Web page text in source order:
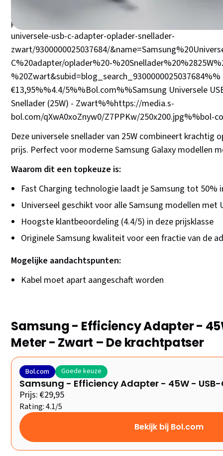
bol.com/qXwA0xoZnyw0/Z7PPKw/
p=2&t=url&s=1327843&f=api&url=https%3A//
universele-usb-c-adapter-oplader-snellader-
zwart/9300000025037684/
C%20adapter/oplader%20-
%20Zwart&subid=blog_search_9300000025037684%%
€13,95%%4.4/5%%Bol.com%%Samsung Universele
Snellader (25W) - Zwart%%https://media.s-
bol.com/qXwA0xoZnyw0/Z7PPKw/250x200.jpg%%bol-
Deze universele snellader van 25W combineert krachtig
prijs. Perfect voor moderne Samsung Galaxy modellen
Waarom dit een topkeuze is:
Fast Charging technologie laadt je Samsung tot 50%
Universeel geschikt voor alle Samsung modellen met
Hoogste klantbeoordeling (4.4/5) in deze prijsklasse
Originele Samsung kwaliteit voor een fractie van de
Mogelijke aandachtspunten:
Kabel moet apart aangeschaft worden
Samsung - Efficiency Adapter -
Meter - Zwart – De krachtpatser
Bol.com Goede keuze
Samsung - Efficiency Adapter - 45W -
Prijs: €29,95
Rating: 4.1/5
Bekijk bij Bol.com